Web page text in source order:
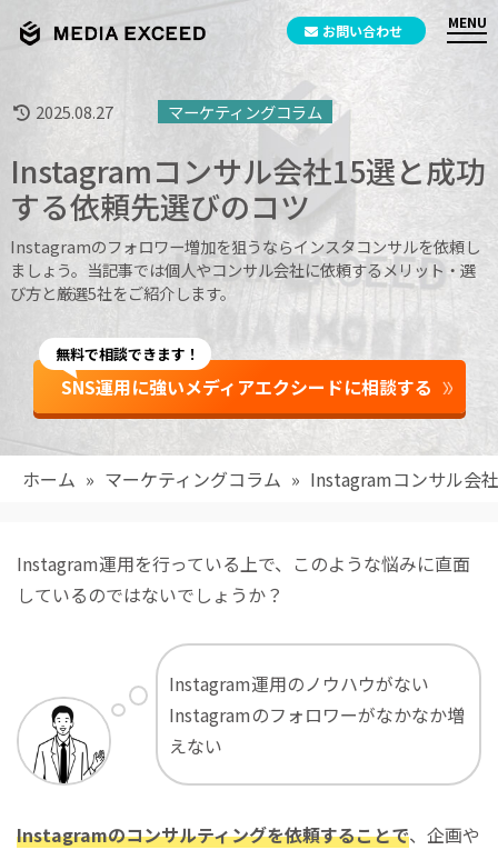
お問い合わせ
2025.08.27 マーケティングコラム
Instagramコンサル会社15選と成功
する依頼先選びのコツ
Instagramのフォロワー増加を狙うならインスタコンサルを依頼し
ましょう。当記事では個人やコンサル会社に依頼するメリット・選
び方と厳選5社をご紹介します。
無料で相談できます！
SNS運用に強いメディアエクシードに相談する
ホーム » マーケティングコラム » Instagramコンサル会
Instagram運用を行っている上で、このような悩みに直面
しているのではないでしょうか？
Instagram運用のノウハウがない
Instagramのフォロワーがなかなか増
えない
Instagramのコンサルティングを依頼することで、企画や